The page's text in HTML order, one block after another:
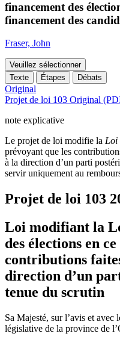
financement des
financement des
Fraser, John
Veuillez sélectionner
Texte
Étapes Débats
Original
Projet de loi 103 Original
note explicative
Le projet de loi modifie la Loi
prévoyant que les
à la direction d’un parti
servir uniquement au
Projet de loi 103
Loi modifiant la
des élections en
contributions
direction d’un
tenue du scrutin
Sa Majesté, sur l’avis et avec
législative de la province de